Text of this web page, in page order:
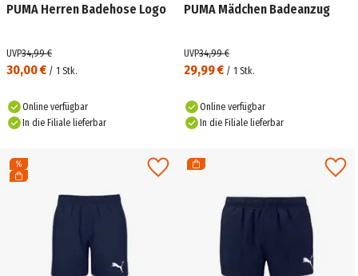
PUMA Herren Badehose Logo
30,00 € / 1 Stk.
UVP34,99 €
Online verfügbar
In die Filiale lieferbar
PUMA Mädchen Badeanzug
29,99 € / 1 Stk.
UVP34,99 €
Online verfügbar
In die Filiale lieferbar